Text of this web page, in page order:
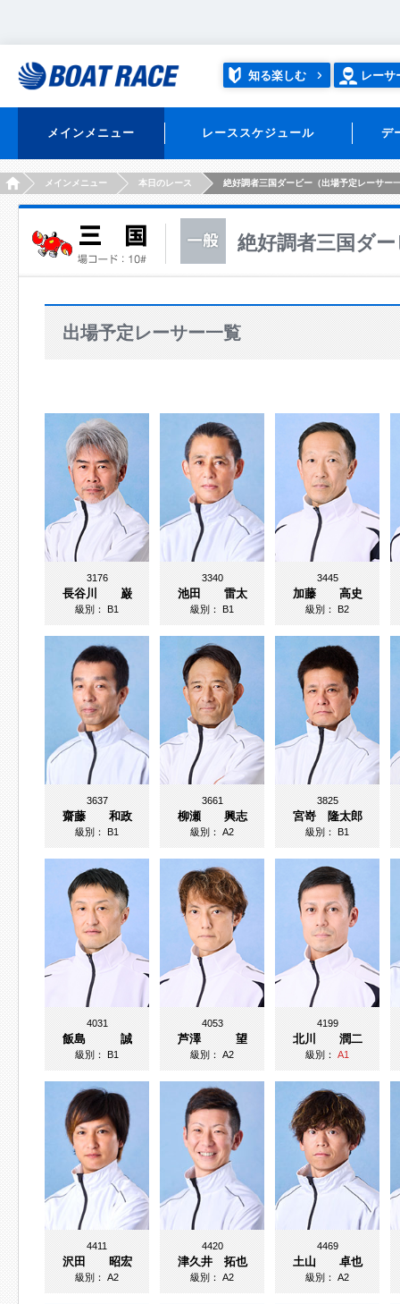
知る楽しむ レーサ
メインメニュー レーススケジュール デ
HOMEメインメニュー 本日のレース 絶好調者三国ダービー（出場予定レーサー
絶好調者三国ダ
出場予定レーサー一覧
3176
長谷川 巌
級別：B1
3340
池田 雷太
級別：B1
3445
加藤 高史
級別：B2
3637
齋藤 和政
級別：B1
3661
柳瀬 興志
級別：A2
3825
宮嵜 隆太郎
級別：B1
4031
飯島 誠
級別：B1
4053
芦澤 望
級別：A2
4199
北川 潤二
級別：A1
4411
沢田 昭宏
級別：A2
4420
津久井 拓也
級別：A2
4469
土山 卓也
級別：A2